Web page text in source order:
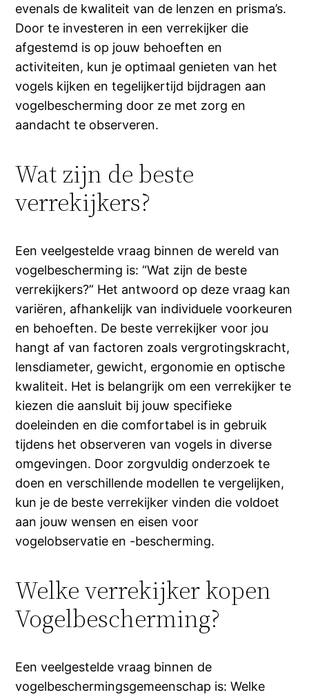
evenals de kwaliteit van de lenzen en prisma’s.
Door te investeren in een verrekijker die
afgestemd is op jouw behoeften en
activiteiten, kun je optimaal genieten van het
vogels kijken en tegelijkertijd bijdragen aan
vogelbescherming door ze met zorg en
aandacht te observeren.
Wat zijn de beste
verrekijkers?
Een veelgestelde vraag binnen de wereld van
vogelbescherming is: “Wat zijn de beste
verrekijkers?” Het antwoord op deze vraag kan
variëren, afhankelijk van individuele voorkeuren
en behoeften. De beste verrekijker voor jou
hangt af van factoren zoals vergrotingskracht,
lensdiameter, gewicht, ergonomie en optische
kwaliteit. Het is belangrijk om een verrekijker te
kiezen die aansluit bij jouw specifieke
doeleinden en die comfortabel is in gebruik
tijdens het observeren van vogels in diverse
omgevingen. Door zorgvuldig onderzoek te
doen en verschillende modellen te vergelijken,
kun je de beste verrekijker vinden die voldoet
aan jouw wensen en eisen voor
vogelobservatie en -bescherming.
Welke verrekijker kopen
Vogelbescherming?
Een veelgestelde vraag binnen de
vogelbeschermingsgemeenschap is: Welke